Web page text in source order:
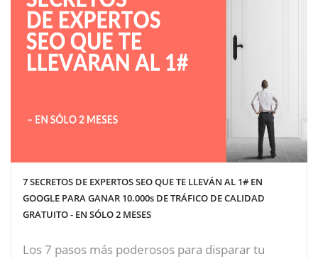
7 SECRETOS DE EXPERTOS SEO QUE TE LLEVÁN AL 1# EN
GOOGLE PARA GANAR 10.000s DE TRÁFICO DE CALIDAD
GRATUITO - EN SÓLO 2 MESES
Los 7 pasos más poderosos para disparar tu